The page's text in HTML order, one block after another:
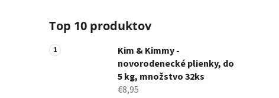
o
č
n
Top 10 produktov
Kim & Kimmy -
novorodenecké plienky, do
5 kg, množstvo 32ks
€8,95